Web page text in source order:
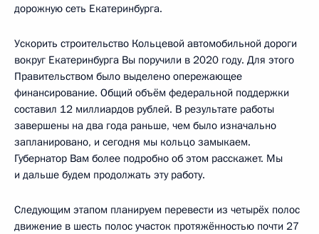
дорожную сеть Екатеринбурга.
Ускорить строительство Кольцевой автомобильной дороги
вокруг Екатеринбурга Вы поручили в 2020 году. Для этого
Правительством было выделено опережающее
финансирование. Общий объём федеральной поддержки
составил 12 миллиардов рублей. В результате работы
завершены на два года раньше, чем было изначально
запланировано, и сегодня мы кольцо замыкаем.
Губернатор Вам более подробно об этом расскажет. Мы
и дальше будем продолжать эту работу.
Следующим этапом планируем перевести из четырёх полос
движение в шесть полос участок протяжённостью почти 27